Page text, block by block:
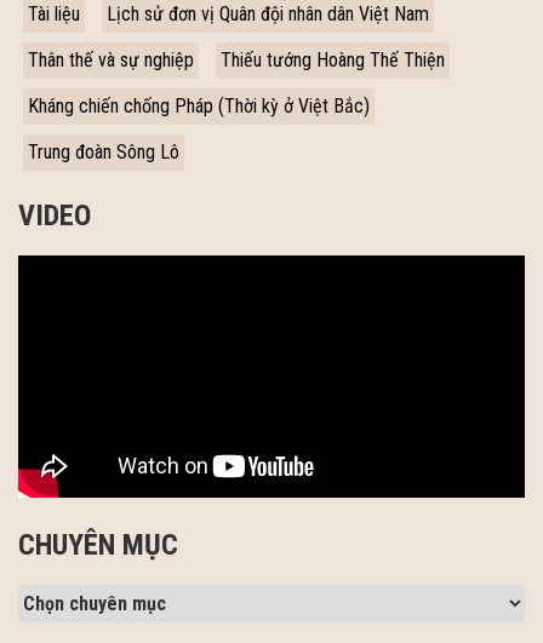
Tài liệu
Lịch sử đơn vị Quân đội nhân dân Việt Nam
Thân thế và sự nghiệp
Thiếu tướng Hoàng Thế Thiện
Kháng chiến chống Pháp (Thời kỳ ở Việt Bắc)
Trung đoàn Sông Lô
VIDEO
CHUYÊN MỤC